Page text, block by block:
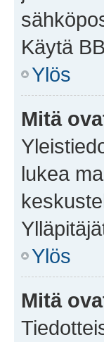
Käytä
Ylös
Mitä
lukea
Ylös
Mitä